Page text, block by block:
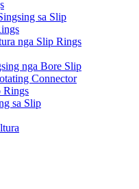
sa Slip
nga Slip Rings
nga Bore Slip
Connector
Rings
sa Slip